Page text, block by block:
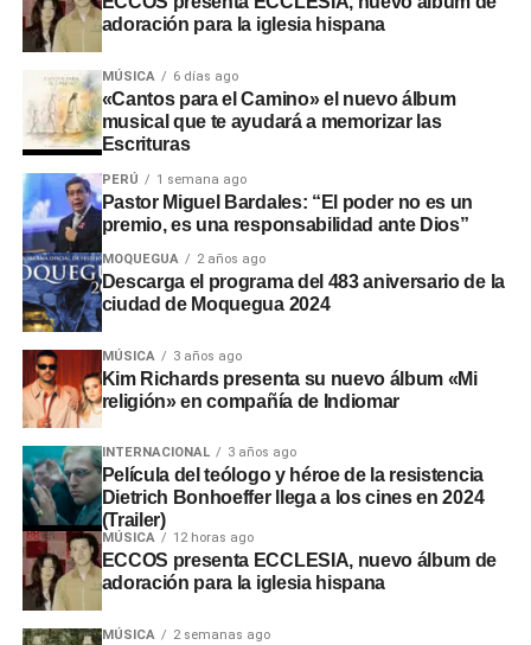
adoración para la iglesia hispana
MÚSICA 6 días ago
«Cantos para el Camino» el nuevo álbum
musical que te ayudará a memorizar las
Escrituras
PERÚ 1 semana ago
Pastor Miguel Bardales: “El poder no es un
premio, es una responsabilidad ante Dios”
MOQUEGUA 2 años ago
Descarga el programa del 483 aniversario de la
ciudad de Moquegua 2024
MÚSICA 3 años ago
Kim Richards presenta su nuevo álbum «Mi
religión» en compañía de Indiomar
INTERNACIONAL 3 años ago
Película del teólogo y héroe de la resistencia
Dietrich Bonhoeffer llega a los cines en 2024
(Trailer)
MÚSICA 12 horas ago
ECCOS presenta ECCLESIA, nuevo álbum de
adoración para la iglesia hispana
MÚSICA 2 semanas ago